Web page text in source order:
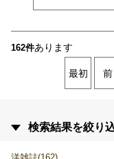
162件あります
最初 前
検索結果を絞り